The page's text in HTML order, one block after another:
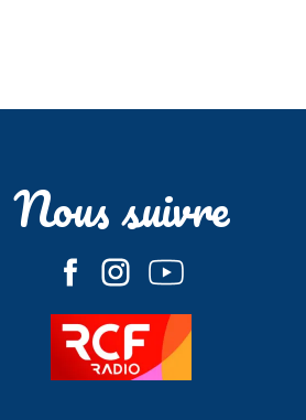
Nous suivre